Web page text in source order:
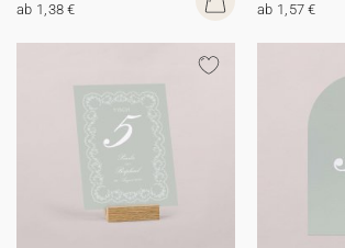
ab 1,38 €
ab 1,57 €